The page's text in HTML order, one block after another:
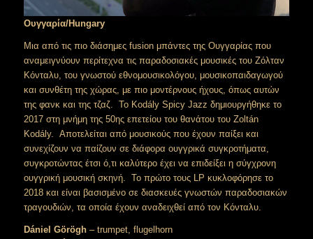
Ουγγαρία/Hungary
Μια από τις πιο διάσημες fusion μπάντες της Ουγγαρίας που
αναμειγνύουν περίτεχνα τις παραδοσιακές μουσικές του Ζόλταν
Κόνταλυ, του γνωστού εθνομουσικολόγου, μουσικοπαιδαγωγού
και συνθέτη της χώρας, με πιο μοντέρνους ήχους, όπως αυτών
της φανκ και της τζαζ. Το Kodály Spicy Jazz δημιουργήθηκε το
2017 στη μνήμη της 50ης επετείου του θανάτου του Zoltán
Kodály. Αποτελείται από μουσικούς που έχουν παίξει και
συνεχίζουν να παίζουν σε διάφορα ουγγρικά συγκροτήματα,
συγκροτώντας έτσι ό,τι καλύτερο έχει να επιδείξει η σύγχρονη
ουγγρική μουσική σκηνή. Το πρώτο τους LP κυκλοφόρησε το
2018 και είναι βασισμένο σε διασκευές γνωστών παραδοσιακών
τραγουδιών, τα οποία έχουν αναδειχθεί από τον Κόνταλυ.
Dániel Görögh – trumpet, flugelhorn